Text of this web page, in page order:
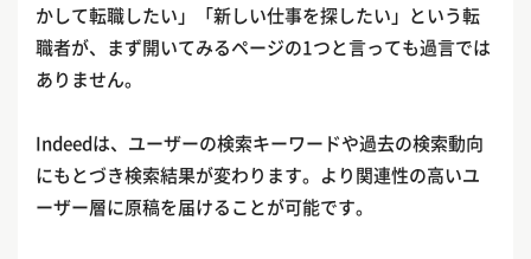
かして転職したい」「新しい仕事を探したい」という転
職者が、まず開いてみるページの1つと言っても過言では
ありません。
Indeedは、ユーザーの検索キーワードや過去の検索動向
にもとづき検索結果が変わります。より関連性の高いユ
ーザー層に原稿を届けることが可能です。